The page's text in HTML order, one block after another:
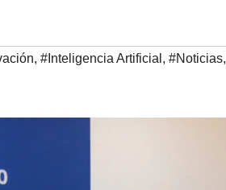
, #Inteligencia Artificial , #Noticias,